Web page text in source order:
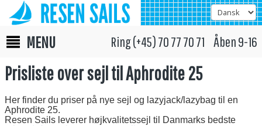
MENU Ring (+45) 70 77 70 71 Åben 9-16
Prisliste over sejl til Aphrodite 25
Her finder du priser på nye sejl og lazyjack/lazybag til en
Aphrodite 25.
Resen Sails leverer højkvalitetssejl til Danmarks bedste